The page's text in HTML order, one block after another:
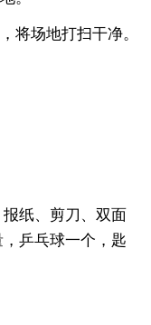
场地打扫干净。
纸、剪刀、双面
乒乓球一个，匙